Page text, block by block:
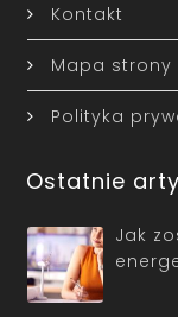
Kontakt
Mapa strony
Polityka
Ostatnie
Jak